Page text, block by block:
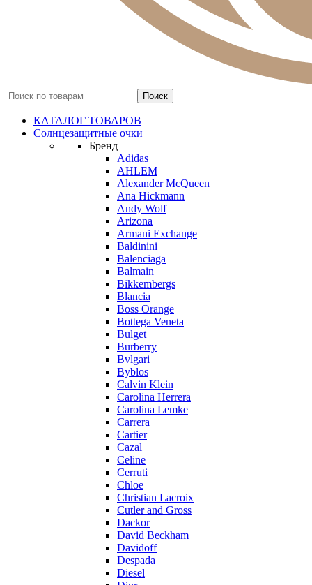
КАТАЛОГ ТОВАРОВ
Солнцезащитные очки
Бренд
Adidas
AHLEM
Alexander McQueen
Ana Hickmann
Andy Wolf
Arizona
Armani Exchange
Baldinini
Balenciaga
Balmain
Bikkembergs
Blancia
Boss Orange
Bottega Veneta
Bulget
Burberry
Bvlgari
Byblos
Calvin Klein
Carolina Herrera
Carolina Lemke
Carrera
Cartier
Cazal
Celine
Cerruti
Chloe
Christian Lacroix
Cutler and Gross
Dackor
David Beckham
Davidoff
Despada
Diesel